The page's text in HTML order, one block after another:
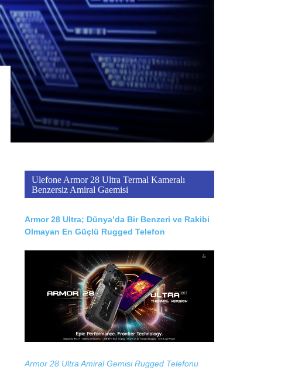
Ulefone Armor 28 Ultra Termal Kameralı
Benzersiz Amiral Gaemisi
Armor 28 Ultra; Dünya’da Bir Benzeri ve Rakibi
Olmayan En Güçlü Rugged Telefon
Armor 28 Ultra Amiral Gemisi Rugged Telefonu